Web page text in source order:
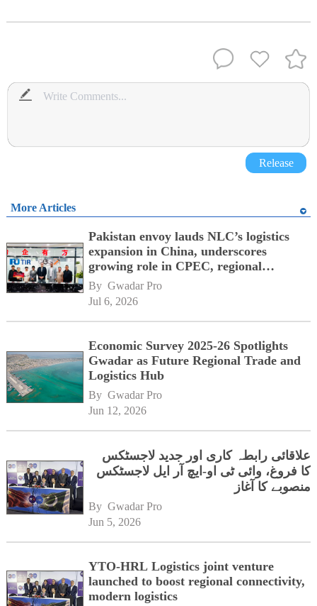
Release
More Articles
Pakistan envoy lauds NLC’s logistics
expansion in China, underscores
growing role in CPEC, regional
connectivity
By Gwadar Pro
Jul 6, 2026
Economic Survey 2025-26 Spotlights
Gwadar as Future Regional Trade and
Logistics Hub
By Gwadar Pro
Jun 12, 2026
علاقائی رابطہ کاری اور جدید لاجسٹکس
کا فروغ، وائی ٹی او-ایچ آر ایل لاجسٹکس
منصوبے کا آغاز
By Gwadar Pro
Jun 5, 2026
YTO-HRL Logistics joint venture
launched to boost regional connectivity,
modern logistics